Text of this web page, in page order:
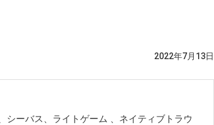
2022年7月13日
シーバス、ライトゲーム 、ネイティブトラウ